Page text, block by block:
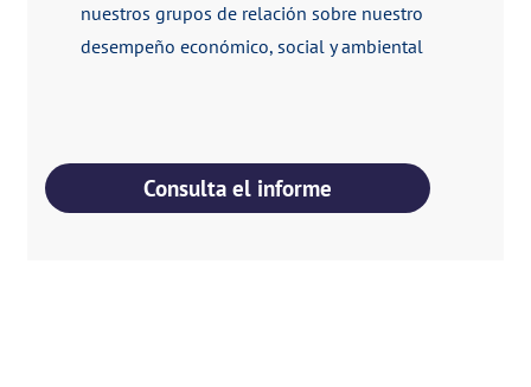
nuestros grupos de relación sobre nuestro
desempeño económico, social y ambiental
Consulta el informe